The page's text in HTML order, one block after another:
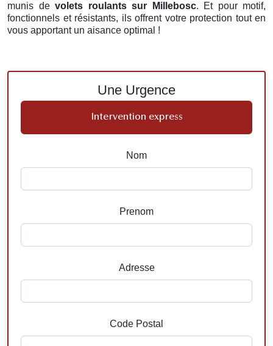
munis de volets roulants sur Millebosc. Et pour motif,
fonctionnels et résistants, ils offrent votre protection tout en
vous apportant un aisance optimal !
Une Urgence
Intervention express
Nom
Prenom
Adresse
Code Postal